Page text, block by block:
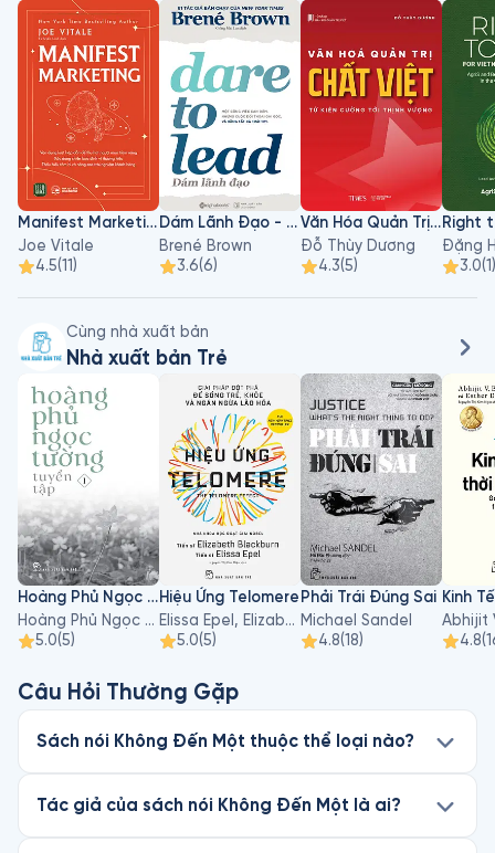
Manifest Marketing
Joe Vitale
4.5(11)
Dám Lãnh Đạo - Dare To Lead
Brené Brown
3.6(6)
Văn Hóa Quản Trị Chất Việt
Đỗ Thùy Dương
4.3(5)
Đặng
3.0(1)
Cùng nhà xuất bản
Nhà xuất bản Trẻ
Hoàng Phủ Ngọc Tường - Tập 1
Hoàng Phủ Ngọc Tường
5.0(5)
Hiệu Ứng Telomere
Elissa Epel, Elizabeth Blackburn
5.0(5)
Phải Trái Đúng Sai
Michael Sandel
4.8(18) 4.8(
Câu Hỏi Thường Gặp
Sách nói Không Đến Một thuộc thể loại nào?
Tác giả của sách nói Không Đến Một là ai?